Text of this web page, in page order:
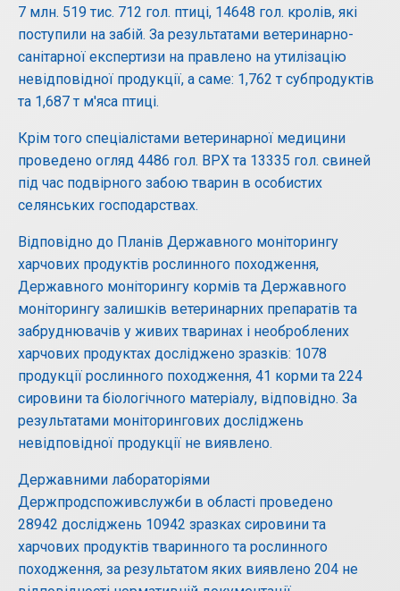
7 млн. 519 тис. 712 гол. птиці, 14648 гол. кролів, які
поступили на забій. За результатами ветеринарно-
санітарної експертизи на правлено на утилізацію
невідповідної продукції, а саме: 1,762 т субпродуктів
та 1,687 т м′яса птиці.
Крім того спеціалістами ветеринарної медицини
проведено огляд 4486 гол. ВРХ та 13335 гол. свиней
під час подвірного забою тварин в особистих
селянських господарствах.
Відповідно до Планів Державного моніторингу
харчових продуктів рослинного походження,
Державного моніторингу кормів та Державного
моніторингу залишків ветеринарних препаратів та
забруднювачів у живих тваринах і необроблених
харчових продуктах досліджено зразків: 1078
продукції рослинного походження, 41 корми та 224
сировини та біологічного матеріалу, відповідно. За
результатами моніторингових досліджень
невідповідної продукції не виявлено.
Державними лабораторіями
Держпродспоживслужби в області проведено
28942 досліджень 10942 зразках сировини та
харчових продуктів тваринного та рослинного
походження, за результатом яких виявлено 204 не